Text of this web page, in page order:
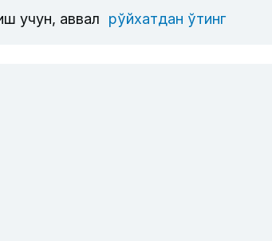
учун, аввал рўйхатдан ўтинг